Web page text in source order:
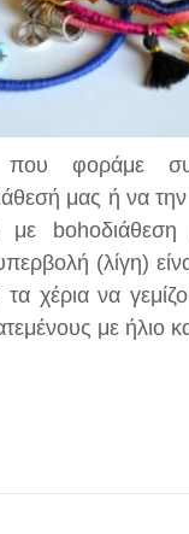
φοράμε
μας ή να
με
(λίγη)
χέρια να
με ήλιο